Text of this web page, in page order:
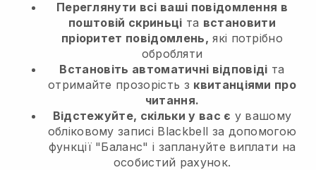
Переглянути всі ваші повідомлення в
поштовій скриньці та встановити
пріоритет повідомлень, які потрібно
обробляти
Встановіть автоматичні відповіді та
отримайте прозорість з квитанціями про
читання.
Відстежуйте, скільки у вас є у вашому
обліковому записі Blackbell за допомогою
функції "Баланс" і заплануйте виплати на
особистий рахунок.